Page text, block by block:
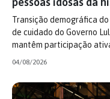
Transição demográfica
de cuidado do Governo
mantêm participação
04/08/2026